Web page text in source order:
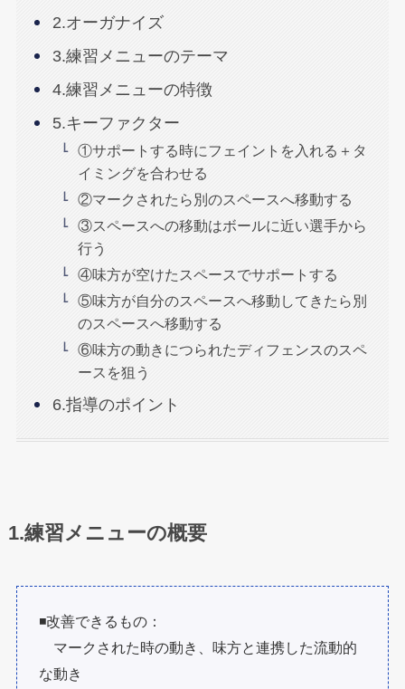
2.オーガナイズ
3.練習メニューのテーマ
4.練習メニューの特徴
5.キーファクター
①サポートする時にフェイントを入れる＋タ
イミングを合わせる
②マークされたら別のスペースへ移動する
③スペースへの移動はボールに近い選手から
行う
④味方が空けたスペースでサポートする
⑤味方が自分のスペースへ移動してきたら別
のスペースへ移動する
⑥味方の動きにつられたディフェンスのスペ
ースを狙う
6.指導のポイント
1.練習メニューの概要
◾️改善できるもの：
マークされた時の動き、味方と連携した流動的
な動き